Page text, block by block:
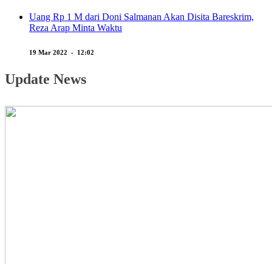
Uang Rp 1 M dari Doni Salmanan Akan Disita Bareskrim,
Reza Arap Minta Waktu
19 Mar 2022 - 12:02
Update News